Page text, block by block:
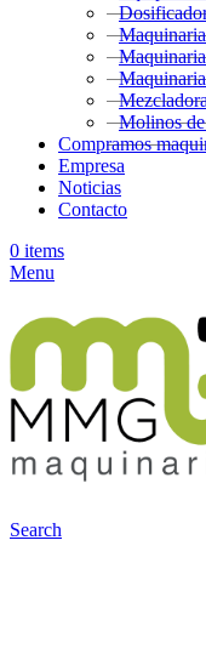
Molinos
Compramos
Empresa
Noticias
Contacto
0 items
Menu
Search